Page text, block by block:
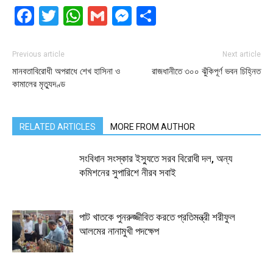
Facebook
Twitter
WhatsApp
GmailMessenger
Previous article
মানবতাবিরোধী অপরাধে শেখ হাসিনা ও
কামালের মৃত্যুদণ্ড
Next article
রাজধানীতে ৩০০ ঝুঁকিপূর্ণ ভবন চিহ্নিত
RELATED ARTICLES MORE FROM AUTHOR
সংবিধান সংস্কার ইস্যুতে সরব বিরোধী দল, অন্য
কমিশনের সুপারিশে নীরব সবাই
পাট খাতকে পুনরুজ্জীবিত করতে প্রতিমন্ত্রী শরীফুল
আলমের নানামুখী পদক্ষেপ